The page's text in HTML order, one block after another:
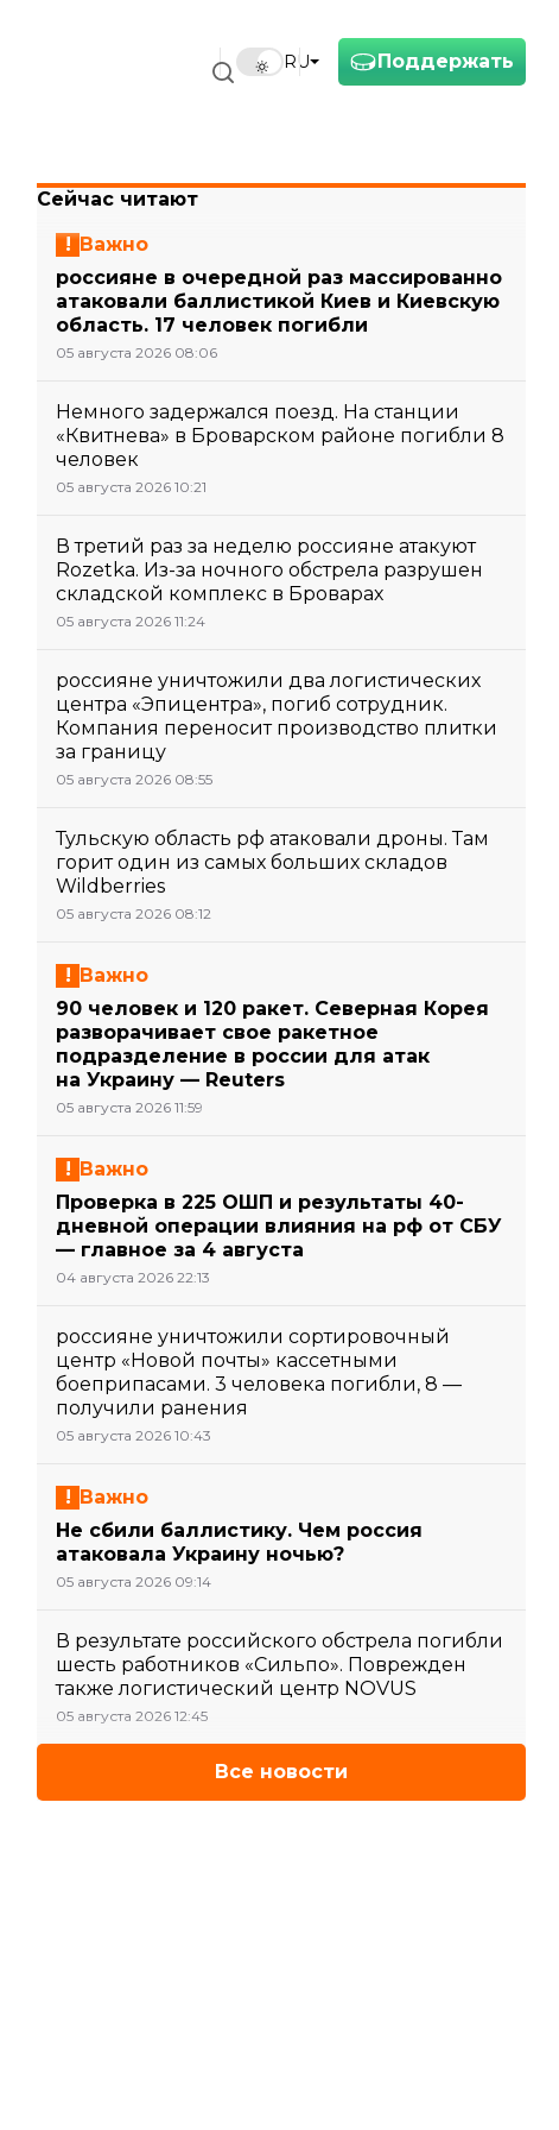
Поддержать
RU
Сейчас читают
Важно
россияне в очередной раз массированно
атаковали баллистикой Киев и Киевскую
область. 17 человек погибли
05 августа 2026 08:06
Немного задержался поезд. На станции
«Квитнева» в Броварском районе погибли 8
человек
05 августа 2026 10:21
В третий раз за неделю россияне атакуют
Rozetka. Из-за ночного обстрела разрушен
складской комплекс в Броварах
05 августа 2026 11:24
россияне уничтожили два логистических
центра «Эпицентра», погиб сотрудник.
Компания переносит производство плитки
за границу
05 августа 2026 08:55
Тульскую область рф атаковали дроны. Там
горит один из самых больших складов
Wildberries
05 августа 2026 08:12
Важно
90 человек и 120 ракет. Северная Корея
разворачивает свое ракетное
подразделение в россии для атак
на Украину — Reuters
05 августа 2026 11:59
Важно
Проверка в 225 ОШП и результаты 40-
дневной операции влияния на рф от СБУ
— главное за 4 августа
04 августа 2026 22:13
россияне уничтожили сортировочный
центр «Новой почты» кассетными
боеприпасами. 3 человека погибли, 8 —
получили ранения
05 августа 2026 10:43
Важно
Не сбили баллистику. Чем россия
атаковала Украину ночью?
05 августа 2026 09:14
В результате российского обстрела погибли
шесть работников «Сильпо». Поврежден
также логистический центр NOVUS
05 августа 2026 12:45
Все новости